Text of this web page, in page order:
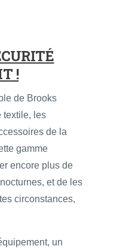
!
de Brooks
textile, les
de la
gamme
encore plus de
et de les
circonstances,
un